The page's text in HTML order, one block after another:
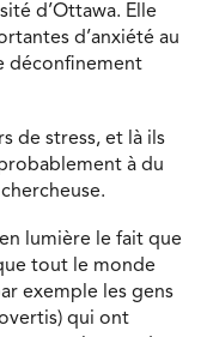
d’Ottawa. Elle
d’anxiété au
déconfinement
de stress, et là ils
à du
lumière le fait que
tout le monde
exemple les gens
qui ont